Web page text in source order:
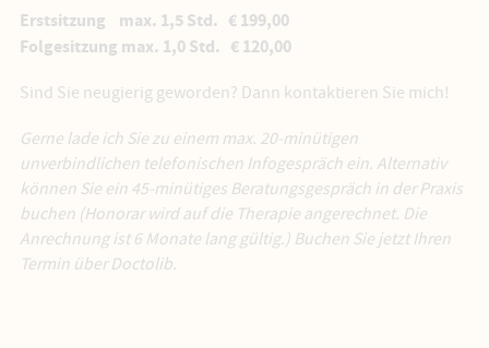
Erstsitzung max. 1,5 Std. € 199,00
Folgesitzung max. 1,0 Std. € 120,00
Sind Sie neugierig geworden? Dann kontaktieren Sie mich!
Gerne lade ich Sie zu einem max. 20-minütigen
unverbindlichen telefonischen Infogespräch ein. Alternativ
können Sie ein 45-minütiges Beratungsgespräch in der Praxis
buchen (Honorar wird auf die Therapie angerechnet. Die
Anrechnung ist 6 Monate lang gültig.) Buchen Sie jetzt Ihren
Termin über Doctolib.